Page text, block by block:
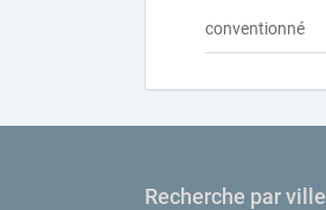
conventionné
Recherche par ville